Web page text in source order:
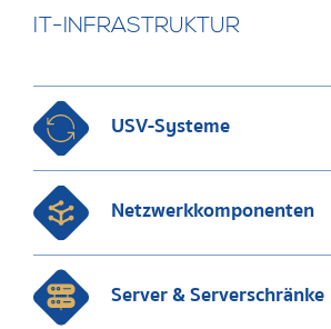
IT-INFRASTRUKTUR
USV-Systeme
Netzwerkkomponenten
Server & Serverschränke